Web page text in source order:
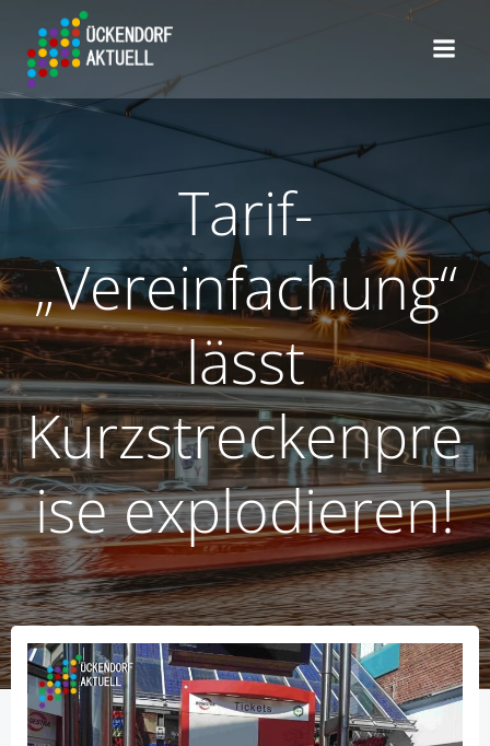
Tarif-
„Vereinfachung“
lässt
Kurzstreckenpre
ise explodieren!